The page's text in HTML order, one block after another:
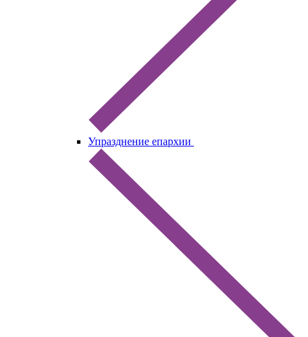
Упразднение епархии